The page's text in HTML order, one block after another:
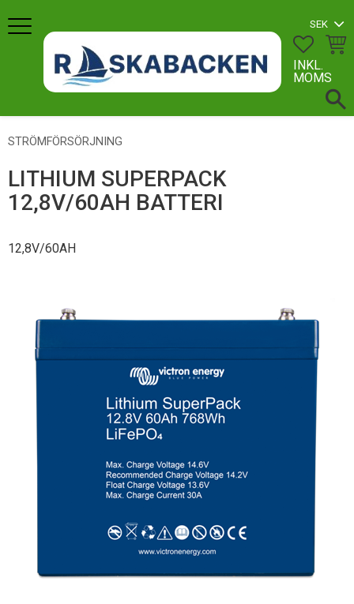
Meny
INKL.
MOMS
STRÖMFÖRSÖRJNING
LITHIUM SUPERPACK
12,8V/60AH BATTERI
12,8V/60AH